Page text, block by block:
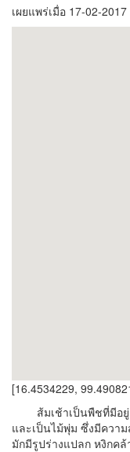
เผยแพร่เมื่อ 17-02-
[16.4534229,
ส้มเช้าเป็นพืชที่มีอยู่
และเป็นไม้พุ่ม ซึ่งมีควา
มักมีรูปร่างแปลก หงิกค